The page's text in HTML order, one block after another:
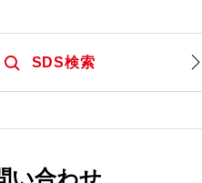
SDS検索
い合わせ